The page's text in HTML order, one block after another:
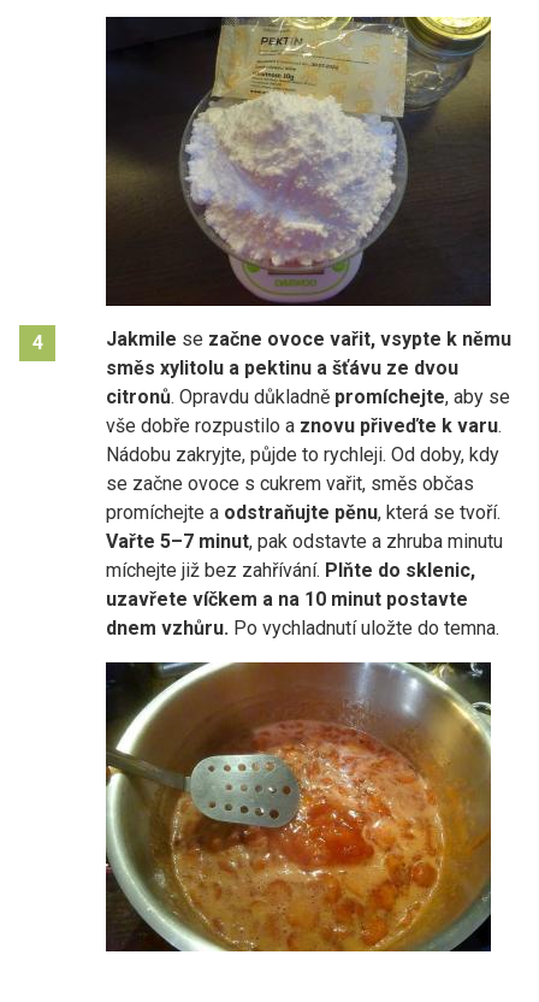
4 Jakmile se začne ovoce vařit, vsypte k němu
směs xylitolu a pektinu a šťávu ze dvou
citronů. Opravdu důkladně promíchejte, aby se
vše dobře rozpustilo a znovu přiveďte k varu.
Nádobu zakryjte, půjde to rychleji. Od doby, kdy
se začne ovoce s cukrem vařit, směs občas
promíchejte a odstraňujte pěnu, která se tvoří.
Vařte 5–7 minut, pak odstavte a zhruba minutu
míchejte již bez zahřívání. Plňte do sklenic,
uzavřete víčkem a na 10 minut postavte
dnem vzhůru. Po vychladnutí uložte do temna.